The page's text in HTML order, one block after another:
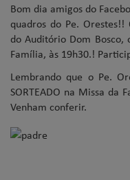
Bom dia amigos do
quadros do Pe.
do Auditório Dom
Família, às 19h30.!
Lembrando que o Pe.
SORTEADO na Missa da
Venham conferir.